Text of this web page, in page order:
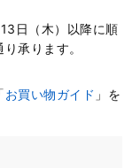
日（木）以降に順
承ります。
お買い物ガイド 」を